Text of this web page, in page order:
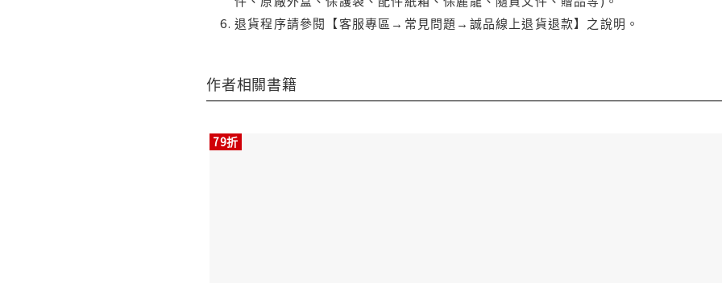
退貨程序請參閱【客服專區→常見問題→誠品線上退貨退款】之說明。
作者相關書籍
79折